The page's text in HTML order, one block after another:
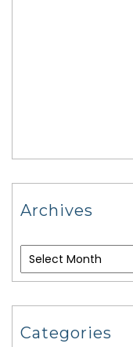
Archives
Categories